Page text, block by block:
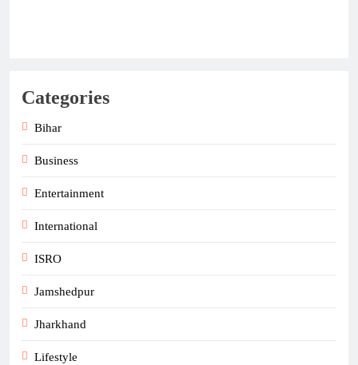
Categories
Bihar
Business
Entertainment
International
ISRO
Jamshedpur
Jharkhand
Lifestyle